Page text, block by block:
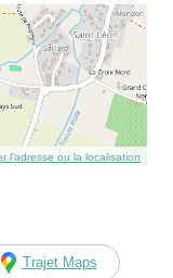
l’adresse ou la localisation
Trajet Maps